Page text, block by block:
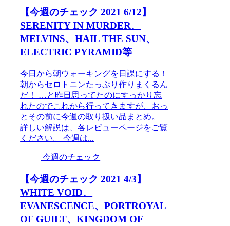
【今週のチェック 2021 6/12】
SERENITY IN MURDER、
MELVINS、HAIL THE SUN、
ELECTRIC PYRAMID等
今日から朝ウォーキングを日課にする！
朝からセロトニンたっぷり作りまくるん
だ！ …と昨日思ってたのにすっかり忘
れたのでこれから行ってきますが、おっ
とその前に今週の取り扱い品まとめ。
詳しい解説は、各レビューページをご覧
ください。 今週は...
今週のチェック
【今週のチェック 2021 4/3】
WHITE VOID、
EVANESCENCE、PORTROYAL
OF GUILT、KINGDOM OF